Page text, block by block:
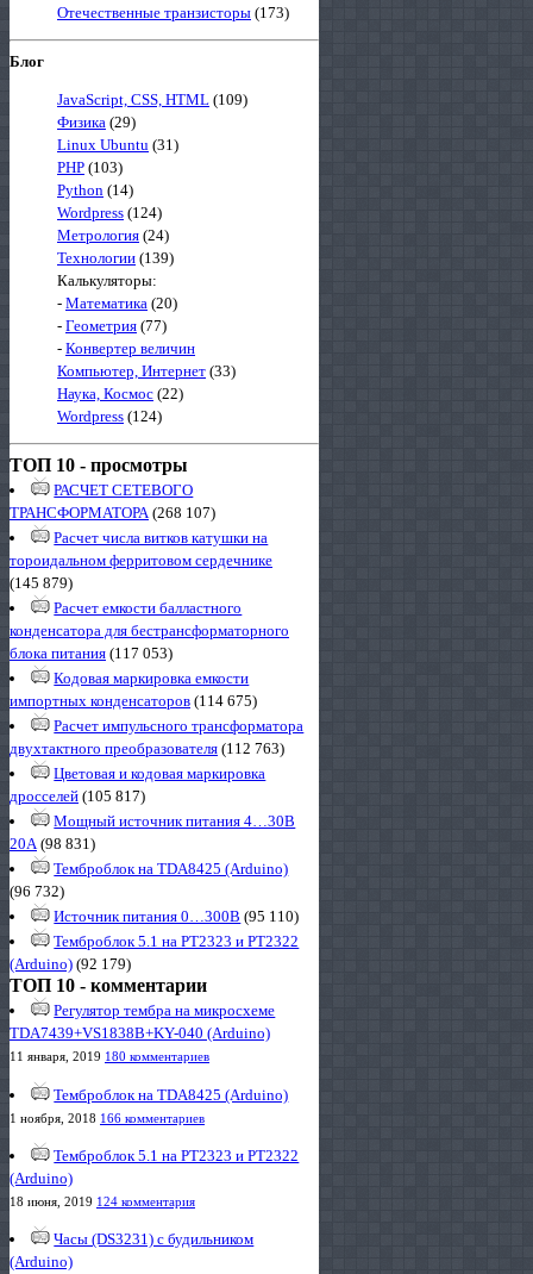
Отечественные транзисторы (173)
Блог
JavaScript, CSS, HTML (109)
Физика (29)
Linux Ubuntu (31)
PHP (103)
Python (14)
Wordpress (124)
Метрология (24)
Технологии (139)
Калькуляторы:
- Математика (20)
- Геометрия (77)
- Конвертер величин
Компьютер, Интернет (33)
Наука, Космос (22)
Wordpress (124)
ТОП 10 - просмотры
РАСЧЕТ СЕТЕВОГО
ТРАНСФОРМАТОРА(268 107)
Расчет числа витков катушки на
тороидальном ферритовом сердечнике
(145 879)
Расчет емкости балластного
конденсатора для бестрансформаторного
блока питания (117 053)
Кодовая маркировка емкости
импортных конденсаторов (114 675)
Расчет импульсного трансформатора
двухтактного преобразователя (112 763)
Цветовая и кодовая маркировка
дросселей (105 817)
Мощный источник питания 4…30В
20А(98 831)
Темброблок на TDA8425 (Arduino)
(96 732)
Источник питания 0…300В (95 110)
Темброблок 5.1 на PT2323 и PT2322
(Arduino) (92 179)
ТОП 10 - комментарии
Регулятор тембра на микросхеме
TDA7439+VS1838B+KY-040 (Arduino)
11 января, 2019 180 комментариев
Темброблок на TDA8425 (Arduino)
1 ноября, 2018 166 комментариев
Темброблок 5.1 на PT2323 и PT2322
(Arduino)
18 июня, 2019 124 комментария
Часы (DS3231) с будильником
(Arduino)